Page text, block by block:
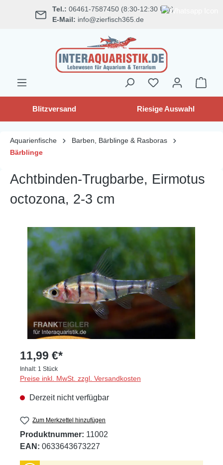
springen Tel.: 06461-7587450 (8:30-12:30 Uhr)
E-Mail: info@zierfisch365.de
Blitzversand Riesige Auswahl
Aquarienfische
Barben, Bärblinge & Rasboras
Bärblinge
Achtbinden-Trugbarbe, Eirmotus
octozona, 2-3 cm
Bildergalerie überspringen
11,99 €*
Inhalt: 1 Stück
Preise inkl. MwSt. zzgl. Versandkosten
Derzeit nicht verfügbar
Zum Merkzettel hinzufügen
Produktnummer: 11002
EAN: 0633643673227